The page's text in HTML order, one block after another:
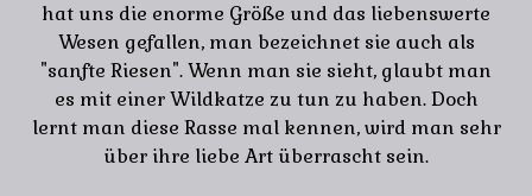
hat uns die enorme Größe und das liebenswerte
Wesen gefallen, man bezeichnet sie auch als
"sanfte Riesen". Wenn man sie sieht, glaubt man
es mit einer Wildkatze zu tun zu haben. Doch
lernt man diese Rasse mal kennen, wird man sehr
über ihre liebe Art überrascht sein.